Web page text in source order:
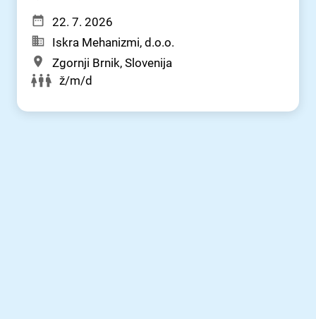
22. 7. 2026
Iskra Mehanizmi, d.o.o.
Zgornji Brnik, Slovenija
ž/m/d